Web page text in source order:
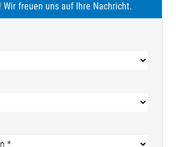
Wir freuen uns auf Ihre Nachricht.